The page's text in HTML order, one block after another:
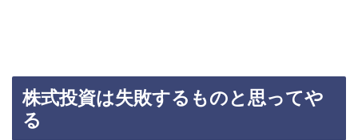
株式投資は失敗するものと思ってや
る